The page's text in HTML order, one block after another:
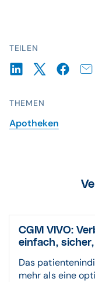
TEILEN
THEMEN
Apotheken
CGM VIVO:
einfach,
Das
mehr als eine